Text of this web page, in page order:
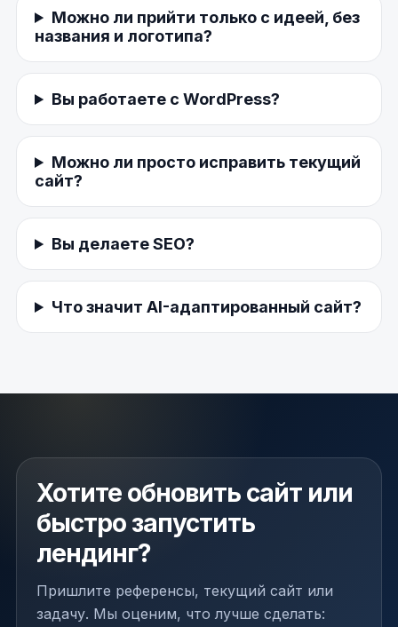
Можно ли прийти только с идеей, без
названия и логотипа?
Вы работаете с WordPress?
Можно ли просто исправить текущий
сайт?
Вы делаете SEO?
Что значит AI-адаптированный сайт?
Хотите обновить сайт или
быстро запустить
лендинг?
Пришлите референсы, текущий сайт или
задачу. Мы оценим, что лучше сделать: